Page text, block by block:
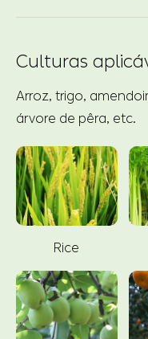
Culturas
Arroz, trigo,
árvore de pêra, etc.
Rice